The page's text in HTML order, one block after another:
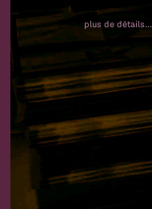
plus de détails...